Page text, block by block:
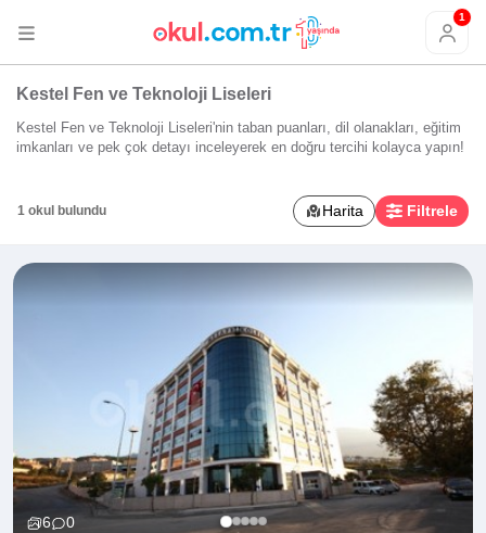
1
Kestel Fen ve Teknoloji Liseleri
Kestel Fen ve Teknoloji Liseleri'nin taban puanları, dil olanakları, eğitim
imkanları ve pek çok detayı inceleyerek en doğru tercihi kolayca yapın!
1 okul bulundu Harita Filtrele
6 0